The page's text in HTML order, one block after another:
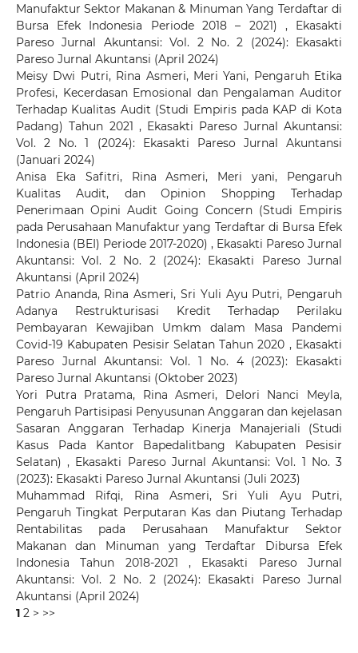
Manufaktur Sektor Makanan & Minuman Yang Terdaftar di
Bursa Efek Indonesia Periode 2018 – 2021) , Ekasakti
Pareso Jurnal Akuntansi: Vol. 2 No. 2 (2024): Ekasakti
Pareso Jurnal Akuntansi (April 2024)
Meisy Dwi Putri, Rina Asmeri, Meri Yani, Pengaruh Etika
Profesi, Kecerdasan Emosional dan Pengalaman Auditor
Terhadap Kualitas Audit (Studi Empiris pada KAP di Kota
Padang) Tahun 2021 , Ekasakti Pareso Jurnal Akuntansi:
Vol. 2 No. 1 (2024): Ekasakti Pareso Jurnal Akuntansi
(Januari 2024)
Anisa Eka Safitri, Rina Asmeri, Meri yani, Pengaruh
Kualitas Audit, dan Opinion Shopping Terhadap
Penerimaan Opini Audit Going Concern (Studi Empiris
pada Perusahaan Manufaktur yang Terdaftar di Bursa Efek
Indonesia (BEI) Periode 2017-2020), Ekasakti Pareso Jurnal
Akuntansi: Vol. 2 No. 2 (2024): Ekasakti Pareso Jurnal
Akuntansi (April 2024)
Patrio Ananda, Rina Asmeri, Sri Yuli Ayu Putri, Pengaruh
Adanya Restrukturisasi Kredit Terhadap Perilaku
Pembayaran Kewajiban Umkm dalam Masa Pandemi
Covid-19 Kabupaten Pesisir Selatan Tahun 2020 , Ekasakti
Pareso Jurnal Akuntansi: Vol. 1 No. 4 (2023): Ekasakti
Pareso Jurnal Akuntansi (Oktober 2023)
Yori Putra Pratama, Rina Asmeri, Delori Nanci Meyla,
Pengaruh Partisipasi Penyusunan Anggaran dan kejelasan
Sasaran Anggaran Terhadap Kinerja Manajeriali (Studi
Kasus Pada Kantor Bapedalitbang Kabupaten Pesisir
Selatan), Ekasakti Pareso Jurnal Akuntansi: Vol. 1 No. 3
(2023): Ekasakti Pareso Jurnal Akuntansi (Juli 2023)
Muhammad Rifqi, Rina Asmeri, Sri Yuli Ayu Putri,
Pengaruh Tingkat Perputaran Kas dan Piutang Terhadap
Rentabilitas pada Perusahaan Manufaktur Sektor
Makanan dan Minuman yang Terdaftar Dibursa Efek
Indonesia Tahun 2018-2021 , Ekasakti Pareso Jurnal
Akuntansi: Vol. 2 No. 2 (2024): Ekasakti Pareso Jurnal
Akuntansi (April 2024)
1 2 > >>